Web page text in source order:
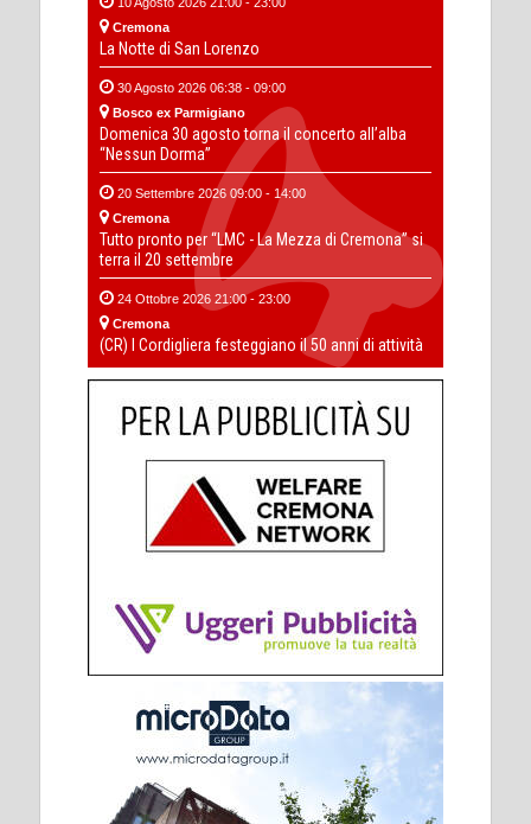
Cremona
La Notte di San Lorenzo
30 Agosto 2026 06:38 - 09:00
Bosco ex Parmigiano
Domenica 30 agosto torna il concerto all’alba
“Nessun Dorma”
20 Settembre 2026 09:00 - 14:00
Cremona
Tutto pronto per “LMC - La Mezza di Cremona” si
terra il 20 settembre
24 Ottobre 2026 21:00 - 23:00
Cremona
(CR) I Cordigliera festeggiano il 50 anni di attività